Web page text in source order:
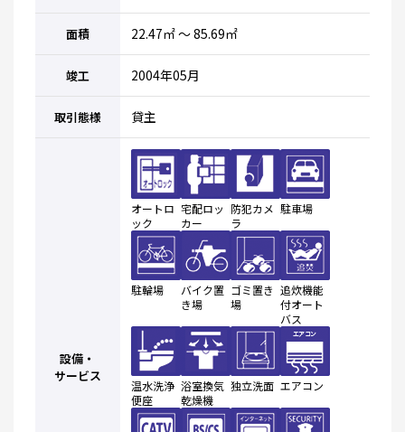
面積 22.47㎡ ～ 85.69㎡
竣工 2004年05月
取引態様 貸主
設備・
サービス
オートロ
ック
宅配ロッ
カー
防犯カメ
ラ
駐車場
駐輪場
バイク置
き場
ゴミ置き
場
追炊機能
付オート
バス
温水洗浄
便座
浴室換気
乾燥機
独立洗面 エアコン